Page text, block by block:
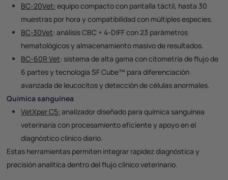
BC-20Vet: equipo compacto con pantalla táctil, hasta 30
muestras por hora y compatibilidad con múltiples especies.
BC-30Vet: análisis CBC + 4-DIFF con 23 parámetros
hematológicos y almacenamiento masivo de resultados.
BC-60R Vet: sistema de alta gama con citometría de flujo de
6 partes y tecnología SF Cube™ para diferenciación
avanzada de leucocitos y detección de células anormales.
Química sanguínea
VetXper C5: analizador diseñado para química sanguínea
veterinaria con procesamiento eficiente y apoyo en el
diagnóstico clínico diario.
Estas herramientas permiten integrar rapidez diagnóstica y
precisión analítica dentro del flujo clínico veterinario.